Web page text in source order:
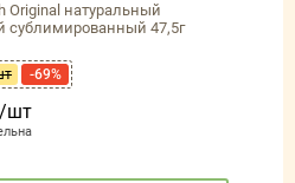
Original натуральный
сублимированный 47,5г
-69%
шт